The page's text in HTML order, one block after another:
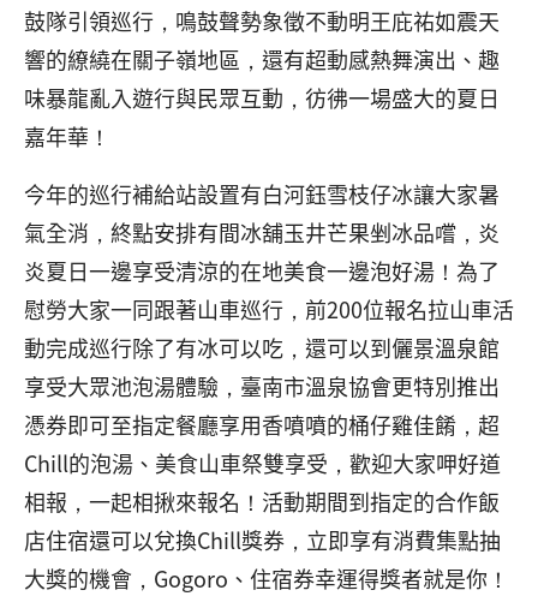
鼓隊引領巡行，鳴鼓聲勢象徵不動明王庇祐如震天
響的繚繞在關子嶺地區，還有超動感熱舞演出、趣
味暴龍亂入遊行與民眾互動，彷彿一場盛大的夏日
嘉年華！
今年的巡行補給站設置有白河鈺雪枝仔冰讓大家暑
氣全消，終點安排有間冰舖玉井芒果剉冰品嚐，炎
炎夏日一邊享受清涼的在地美食一邊泡好湯！為了
慰勞大家一同跟著山車巡行，前200位報名拉山車活
動完成巡行除了有冰可以吃，還可以到儷景溫泉館
享受大眾池泡湯體驗，臺南市溫泉協會更特別推出
憑券即可至指定餐廳享用香噴噴的桶仔雞佳餚，超
Chill的泡湯、美食山車祭雙享受，歡迎大家呷好道
相報，一起相揪來報名！活動期間到指定的合作飯
店住宿還可以兌換Chill獎券，立即享有消費集點抽
大獎的機會，Gogoro、住宿券幸運得獎者就是你！